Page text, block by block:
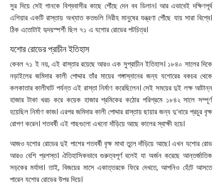
সুর দিয়ে সেই গানকে বিশ্ববাসীর কাছে পৌঁছে দেন বব ডিলান। আর এভাবেই দক্ষিণপূর্ব
এশিয়ার একটি রাস্তায় অখ্যাত কতগুলি নিরীহ মানুষের যন্ত্রণা পৌঁছে যায় সারা বিশ্বে।
ঠিক এতোটাই হৃদয়স্পর্শী ছিল ৭১ এ যশোর রোডের পটচিত্র।
যশোর রোডের প্রাচীন ইতিহাস
কেবল ৭১ ই নয়, এই রাস্তার রয়েছে আরও এক সুপ্রাচীন ইতিহাস। ১৮৪০ সালের দিকে
নড়াইলের জমিদার কালী পোদ্দার তাঁর মায়ের গঙ্গাস্নানের জন্য যশোরের বকচর থেকে
কলকাতার কালীঘাট পর্যন্ত এই রাস্তা নির্মাণ করেছিলেন। সেই সময়ের দুই লক্ষ আটান্ন
হাজার টাকা খরচ করে কয়েক হাজার শ্রমিকের কঠোর পরিশ্রমে ১৮৪২ সালে সম্পূর্ণ
হয়েছিল নির্মাণ কাজ। এরপর জমিদার কালী পোদ্দার রাস্তায় ছায়ার জন্য দু’ধারে প্রচুর বৃক্ষ
রোপণ করেন। শতবর্ষী এই গাছগুলো এখনো দাঁড়িয়ে আছে কালের স্বাক্ষী হয়ে।
আজও যশোর রোডের দুই পাশের শতবর্ষী বৃক্ষ মাথা তুলে দাঁড়িয়ে আছে। এখন যশোর রোড
আরও বেশি প্রশস্ত। ঐতিহাসিকভাবে গুরুত্বপূর্ণ বলেই যা অর্জন করেছে আন্তর্জাতিক
সড়কের মর্যাদা। তাই, বিজয়ের মাসে একাত্তরকে ফিরে দেখতে, আপনিও হেঁটে আসতে
পারেন যশোর রোডের উপর দিয়ে।